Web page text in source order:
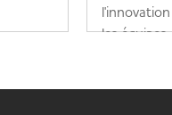
les équipes